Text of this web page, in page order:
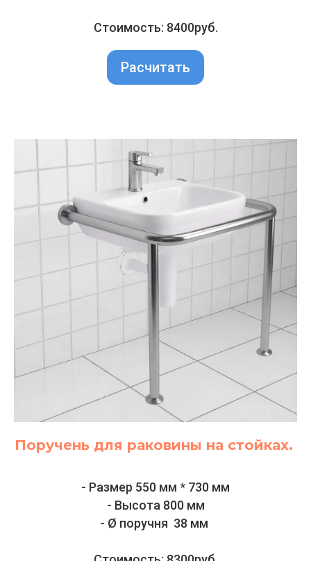
Стоимость: 8400руб.
Расчитать
Поручень для раковины на стойках.
- Размер 550 мм * 730 мм
- Высота 800 мм
- Ø поручня 38 мм